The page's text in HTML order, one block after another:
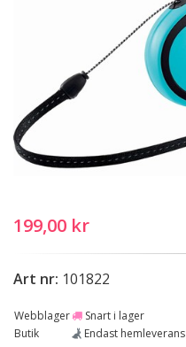
199,00 kr
Art nr: 101822
Webblager
Snart i lager
Butik
Endast hemleverans